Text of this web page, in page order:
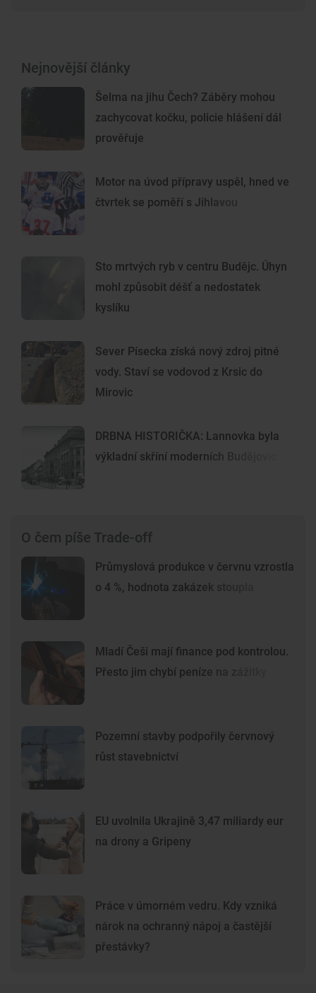
Nejnovější články
Šelma na jihu Čech? Záběry mohou
zachycovat kočku, policie hlášení dál
prověřuje
Motor na úvod přípravy uspěl, hned ve
čtvrtek se poměří s Jihlavou
Sto mrtvých ryb v centru Budějc. Úhyn
mohl způsobit déšť a nedostatek
kyslíku
Sever Písecka získá nový zdroj pitné
vody. Staví se vodovod z Krsic do
Mirovic
DRBNA HISTORIČKA: Lannovka byla
výkladní skříní moderních Budějovic
O čem píše Trade-off
Průmyslová produkce v červnu vzrostla
o 4 %, hodnota zakázek stoupla
Mladí Češi mají finance pod kontrolou.
Přesto jim chybí peníze na zážitky
Pozemní stavby podpořily červnový
růst stavebnictví
EU uvolnila Ukrajině 3,47 miliardy eur
na drony a Gripeny
Práce v úmorném vedru. Kdy vzniká
nárok na ochranný nápoj a častější
přestávky?